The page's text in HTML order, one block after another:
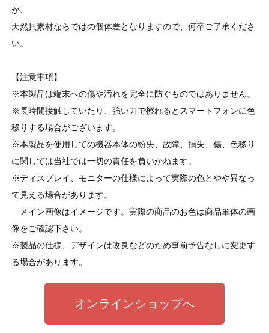
が、
天然貝素材ならではの個体差となりますので、何卒ご了承くださ
い。
【注意事項】
※本製品は端末への傷や汚れを完全に防ぐものではありません。
※長時間接触していたり、強い力で擦れるとスマートフォンに色
移りする場合がございます。
※本製品を使用しての機器本体の紛失、故障、損失、傷、色移り
に関しては当社では一切の責任を負いかねます。
※ディスプレイ、モニターの仕様によって実際の色とやや異なっ
て見える場合があります。
メイン画像はイメージです。実際の商品のお色は商品単体の画
像をご確認下さい。
※製品の仕様、デザインは改良などのため事前予告なしに変更す
る場合があります。
オンラインショップへ